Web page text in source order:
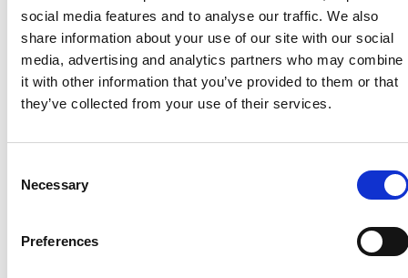
social media features and to analyse our traffic. We also
share information about your use of our site with our social
media, advertising and analytics partners who may combine
it with other information that you’ve provided to them or that
they’ve collected from your use of their services.
Selection
Necessary
Preferences
The company’s offering also extends to project
management and consultancy. Through the training
activities organized by its Academy, Comau is committed
to advancing the technical and managerial knowledge
necessary to face the challenges related to automation
Headquartered in Turin, Italy, Comau has an international
plants that span 11 countries and employ 3,800+ people.
Together with its wide network of distributors and partners,